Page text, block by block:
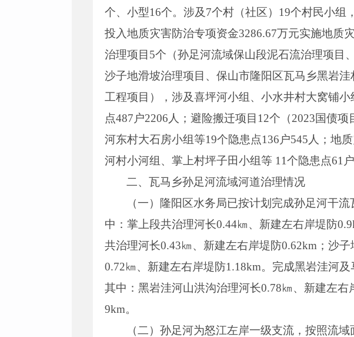
个、小型16个。涉及7个村（社区）19个村民小组
投入地质灾害防治专项资金3286.67万元实施地质
治理项目5个（孙足河流域保山段泥石流治理项目
沙子地滑坡治理项目、保山市隆阳区瓦马乡黑岩
工程项目），涉及喜坪河小组、小水井村大窝铺
点487户2206人；避险搬迁项目12个（2023国债
河东村大石房小组等19个隐患点136户545人；地
河村小河组、掌上村坪子田小组等 11个隐患点61户
二、瓦马乡孙足河流域河道治理情况
（一）隆阳区水务局已按计划完成孙足河干
中：掌上段共治理河长0.44㎞、新建左右岸堤防
共治理河长0.43㎞、新建左右岸堤防0.62km；沙
0.72㎞、新建左右岸堤防1.18km。完成黑岩洼河
其中：黑岩洼河山洪沟治理河长0.78㎞、新建左
9km。
（二）孙足河为怒江左岸一级支流，按照流